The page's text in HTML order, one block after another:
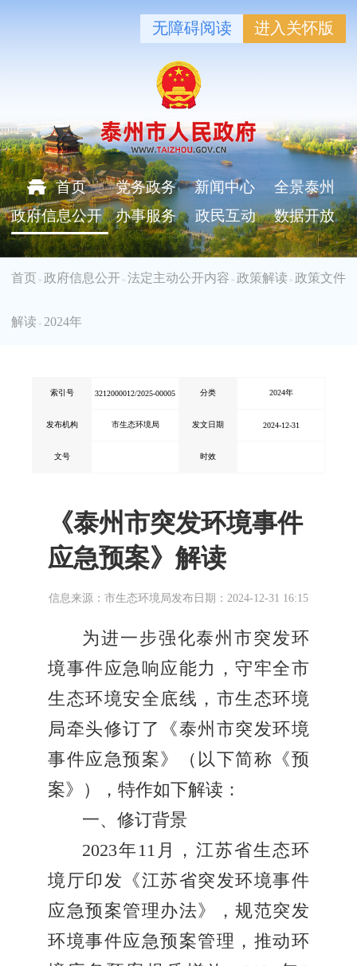
无障碍阅读 进入关怀版
首页 党务政务 新闻中心
全景泰州
政府信息公开
办事服务 政民互动 数据开放
首页 > 政府信息公开 > 法定主动公开内容 > 政策解读 > 政策文件
解读 > 2024年
索引号 3212000012/2025-00005 分类 2024年
发布机构 市生态环境局 发文日期 2024-12-31
文号 时效
《泰州市突发环境事件
应急预案》解读
信息来源：市生态环境局发布日期：2024-12-31 16:15
为进一步强化泰州市突发环
境事件应急响应能力，守牢全市
生态环境安全底线，市生态环境
局牵头修订了《泰州市突发环境
事件应急预案》（以下简称《预
案》），特作如下解读：
一、修订背景
2023年11月，江苏省生态环
境厅印发《江苏省突发环境事件
应急预案管理办法》，规范突发
环境事件应急预案管理，推动环